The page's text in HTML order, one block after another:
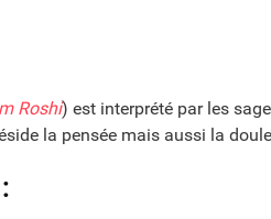
Roshi) est interprété par les
la pensée mais aussi la